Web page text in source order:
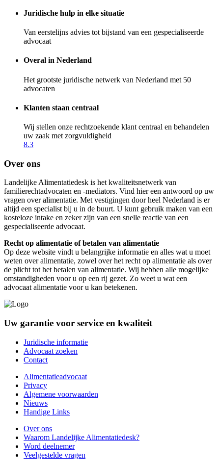
Juridische hulp in elke situatie
Van eerstelijns advies tot bijstand van een gespecialiseerde
advocaat
Overal in Nederland
Het grootste juridische netwerk van Nederland met 50
advocaten
Klanten staan centraal
Wij stellen onze rechtzoekende klant centraal en behandelen
uw zaak met zorgvuldigheid
8.3
Over ons
Landelijke Alimentatiedesk is het kwaliteitsnetwerk van
familierechtadvocaten en -mediators. Vind hier een antwoord op uw
vragen over alimentatie. Met vestigingen door heel Nederland is er
altijd een specialist bij u in de buurt. U kunt gebruik maken van een
kosteloze intake en zeker zijn van een snelle reactie van een
gespecialiseerde advocaat.
Recht op alimentatie of betalen van alimentatie
Op deze website vindt u belangrijke informatie en alles wat u moet
weten over alimentatie, zowel over het recht op alimentatie als over
de plicht tot het betalen van alimentatie. Wij hebben alle mogelijke
omstandigheden voor u op een rij gezet. Zo weet u wat een
advocaat alimentatie voor u kan betekenen.
Uw garantie voor service en kwaliteit
Juridische informatie
Advocaat zoeken
Contact
Alimentatieadvocaat
Privacy
Algemene voorwaarden
Nieuws
Handige Links
Over ons
Waarom Landelijke Alimentatiedesk?
Word deelnemer
Veelgestelde vragen